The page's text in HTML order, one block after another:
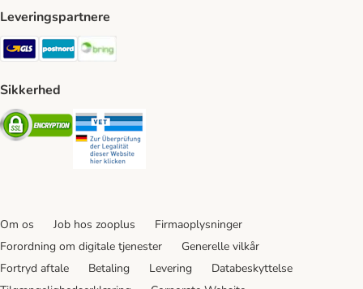
Leveringspartnere
GLS Shipping Method
Postnord Shipping Method
Sikkerhed
Security
Om os Job hos zooplus
Firmaoplysninger
Forordning om digitale tjenester
Generelle vilkår
Fortryd aftale
Betaling Levering
Databeskyttelse